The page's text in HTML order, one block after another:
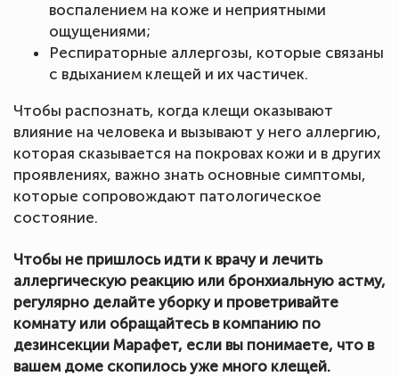
воспалением на коже и неприятными
ощущениями;
Респираторные аллергозы, которые связаны
с вдыханием клещей и их частичек.
Чтобы распознать, когда клещи оказывают
влияние на человека и вызывают у него аллергию,
которая сказывается на покровах кожи и в других
проявлениях, важно знать основные симптомы,
которые сопровождают патологическое
состояние.
Чтобы не пришлось идти к врачу и лечить
аллергическую реакцию или бронхиальную астму,
регулярно делайте уборку и проветривайте
комнату или обращайтесь в компанию по
дезинсекции Марафет, если вы понимаете, что в
вашем доме скопилось уже много клещей.